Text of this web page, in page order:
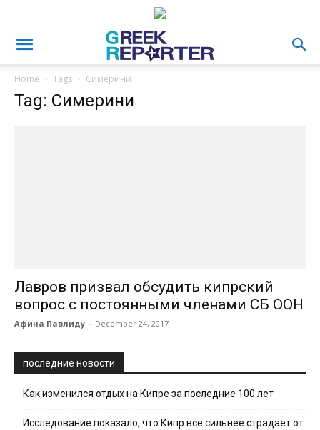
Home Tags Симерини
Tag: Симерини
Лавров призвал обсудить кипрский
вопрос с постоянными членами СБ ООН‍
Афина Павлиду - December 24, 2017
последние новости
Как изменился отдых на Кипре за последние 100 лет
Исследование показало, что Кипр всё сильнее страдает от